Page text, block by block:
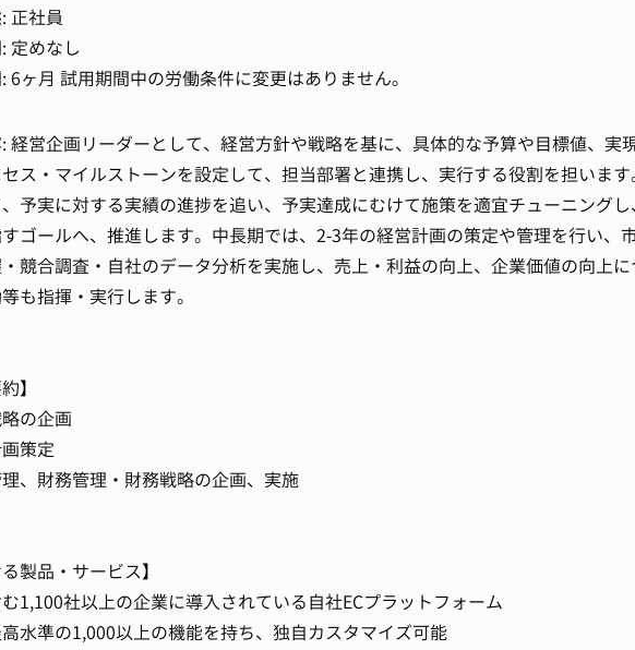
正社員
定めなし
6ヶ月 試用期間中の労働条件に変更はありません。
経営企画リーダーとして、経営方針や戦略を基に、具体的な予算や目標値、実
ス・マイルストーンを設定して、担当部署と連携し、実行する役割を担います
予実に対する実績の進捗を追い、予実達成にむけて施策を適宜チューニング
ゴールへ、推進します。中長期では、2-3年の経営計画の策定や管理を行い、
競合調査・自社のデータ分析を実施し、売上・利益の向上、企業価値の向上
も指揮・実行します。
】
の企画
策定
理、財務管理・財務戦略の企画、実施
る製品・サービス】
1,100社以上の企業に導入されている自社ECプラットフォーム
水準の1,000以上の機能を持ち、独自カスタマイズ可能